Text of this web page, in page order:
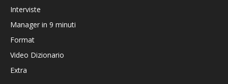
Interviste
Manager in 9 minuti
Format
Video Dizionario
Extra